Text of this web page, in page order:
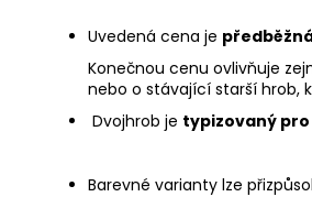
Uvedená cena je
Konečnou cenu ovlivňuje
nebo o stávající starší hrob,
Dvojhrob je typizovaný pro
Barevné varianty lze